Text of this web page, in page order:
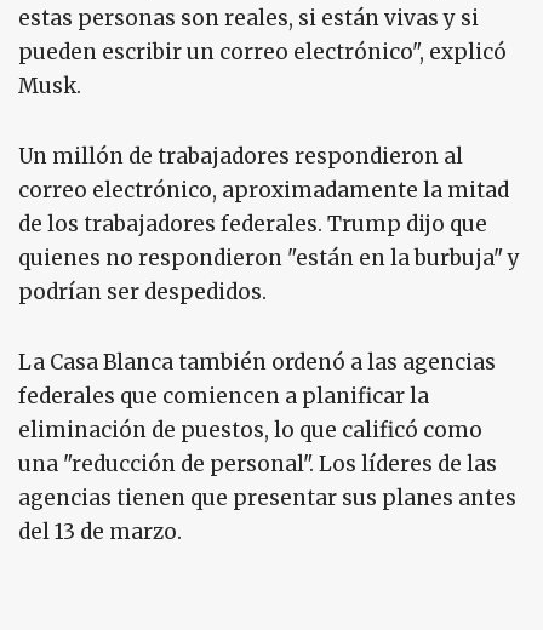
estas personas son reales, si están vivas y si
pueden escribir un correo electrónico", explicó
Musk.
Un millón de trabajadores respondieron al
correo electrónico, aproximadamente la mitad
de los trabajadores federales. Trump dijo que
quienes no respondieron "están en la burbuja" y
podrían ser despedidos.
La Casa Blanca también ordenó a las agencias
federales que comiencen a planificar la
eliminación de puestos, lo que calificó como
una "reducción de personal". Los líderes de las
agencias tienen que presentar sus planes antes
del 13 de marzo.